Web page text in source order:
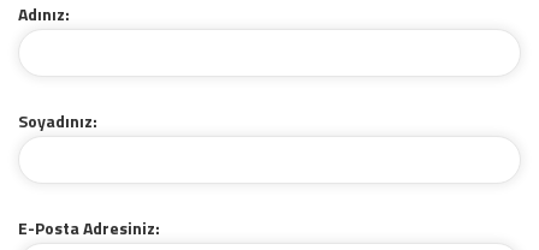
Adınız:
Soyadınız:
E-Posta Adresiniz: